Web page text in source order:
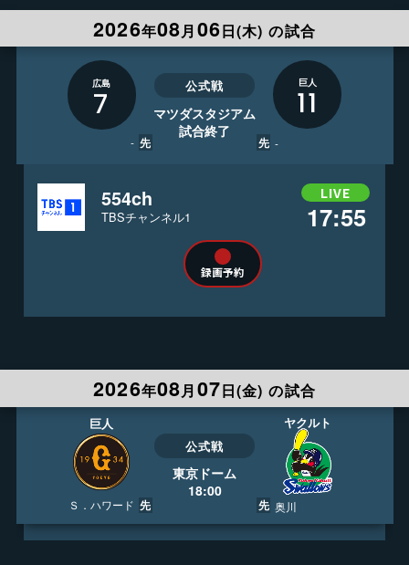
お申し込み
J:COMプロ野球アプリ
J:COMプロ野球ガイド
2026年08月 06日(木) の試合
広島
7
- 先
公式戦
マツダスタジアム
試合終了
巨人
11
先 -
554ch
TBSチャンネル1
LIVE
17:55
録画予約
2026年08月 07日(金) の試合
巨人
Ｓ．ハワード 先
公式戦
東京ドーム
18:00
ヤクルト
先 奥川